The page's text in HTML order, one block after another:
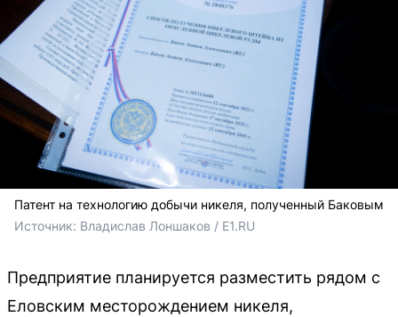
Патент на технологию добычи никеля, полученный Баковым
Источник: Владислав Лоншаков / E1.RU
Предприятие планируется разместить рядом с
Еловским месторождением никеля,